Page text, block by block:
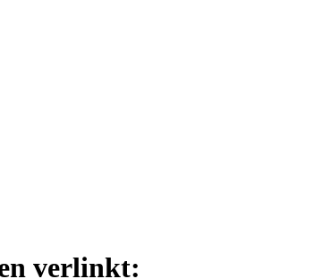
verlinkt: